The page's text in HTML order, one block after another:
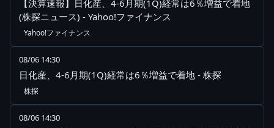
【決算速報】日化産、4-6月期(1Q)経常は6％増益で着地
(株探ニュース) - Yahoo!ファイナンス
Yahoo!ファイナンス
08/06 14:30
日化産、4-6月期(1Q)経常は6％増益で着地 - 株探
株探
08/06 14:30